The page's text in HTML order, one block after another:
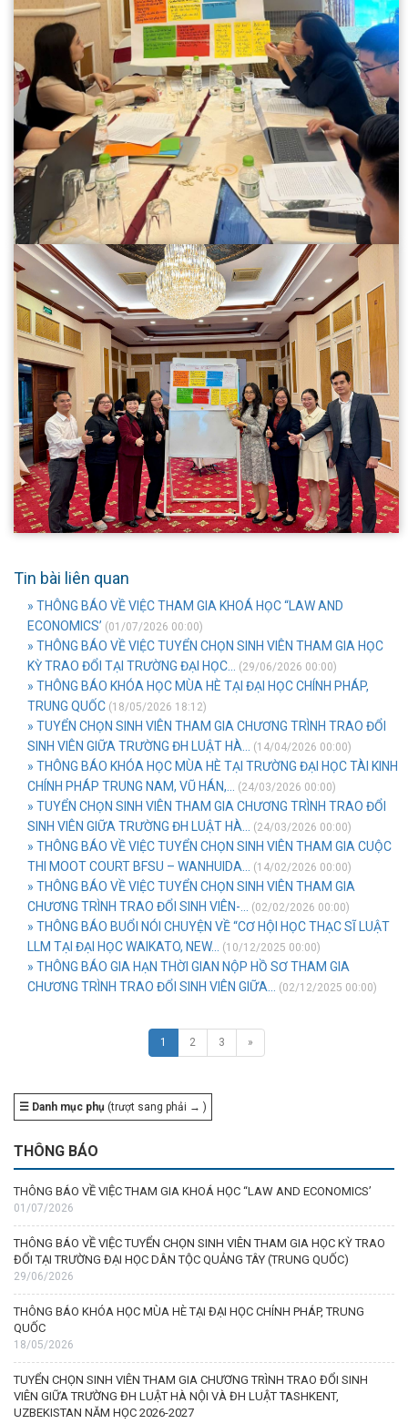
Tin bài liên quan
» THÔNG BÁO VỀ VIỆC THAM GIA KHOÁ HỌC “LAW AND
ECONOMICS’ (01/07/2026 00:00)
» THÔNG BÁO VỀ VIỆC TUYỂN CHỌN SINH VIÊN THAM GIA HỌC
KỲ TRAO ĐỔI TẠI TRƯỜNG ĐẠI HỌC... (29/06/2026 00:00)
» THÔNG BÁO KHÓA HỌC MÙA HÈ TẠI ĐẠI HỌC CHÍNH PHÁP,
TRUNG QUỐC (18/05/2026 18:12)
» TUYỂN CHỌN SINH VIÊN THAM GIA CHƯƠNG TRÌNH TRAO ĐỔI
SINH VIÊN GIỮA TRƯỜNG ĐH LUẬT HÀ... (14/04/2026 00:00)
» THÔNG BÁO KHÓA HỌC MÙA HÈ TẠI TRƯỜNG ĐẠI HỌC TÀI KINH
CHÍNH PHÁP TRUNG NAM, VŨ HÁN,... (24/03/2026 00:00)
» TUYỂN CHỌN SINH VIÊN THAM GIA CHƯƠNG TRÌNH TRAO ĐỔI
SINH VIÊN GIỮA TRƯỜNG ĐH LUẬT HÀ... (24/03/2026 00:00)
» THÔNG BÁO VỀ VIỆC TUYỂN CHỌN SINH VIÊN THAM GIA CUỘC
THI MOOT COURT BFSU – WANHUIDA... (14/02/2026 00:00)
» THÔNG BÁO VỀ VIỆC TUYỂN CHỌN SINH VIÊN THAM GIA
CHƯƠNG TRÌNH TRAO ĐỔI SINH VIÊN-... (02/02/2026 00:00)
» THÔNG BÁO BUỔI NÓI CHUYỆN VỀ “CƠ HỘI HỌC THẠC SĨ LUẬT
LLM TẠI ĐẠI HỌC WAIKATO, NEW... (10/12/2025 00:00)
» THÔNG BÁO GIA HẠN THỜI GIAN NỘP HỒ SƠ THAM GIA
CHƯƠNG TRÌNH TRAO ĐỔI SINH VIÊN GIỮA... (02/12/2025 00:00)
1 2 3 »
☰ Danh mục phụ (trượt sang phải → )
THÔNG BÁO
THÔNG BÁO VỀ VIỆC THAM GIA KHOÁ HỌC “LAW AND ECONOMICS’
01/07/2026
THÔNG BÁO VỀ VIỆC TUYỂN CHỌN SINH VIÊN THAM GIA HỌC KỲ TRAO
ĐỔI TẠI TRƯỜNG ĐẠI HỌC DÂN TỘC QUẢNG TÂY (TRUNG QUỐC)
29/06/2026
THÔNG BÁO KHÓA HỌC MÙA HÈ TẠI ĐẠI HỌC CHÍNH PHÁP, TRUNG
QUỐC
18/05/2026
TUYỂN CHỌN SINH VIÊN THAM GIA CHƯƠNG TRÌNH TRAO ĐỔI SINH
VIÊN GIỮA TRƯỜNG ĐH LUẬT HÀ NỘI VÀ ĐH LUẬT TASHKENT,
UZBEKISTAN NĂM HỌC 2026-2027